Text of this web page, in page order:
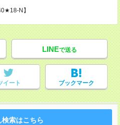
N】
LINEで送る
イート ブックマーク
検索はこちら